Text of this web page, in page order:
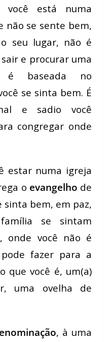
você está numa
não se sente bem,
seu lugar, não é
e procurar uma
é baseada no
se sinta bem. É
e sadio você
congregar onde
estar numa igreja
o evangelho de
sinta bem, em paz,
se sintam
onde você não é
fazer para a
que você é, um(a)
uma ovelha de
, à uma